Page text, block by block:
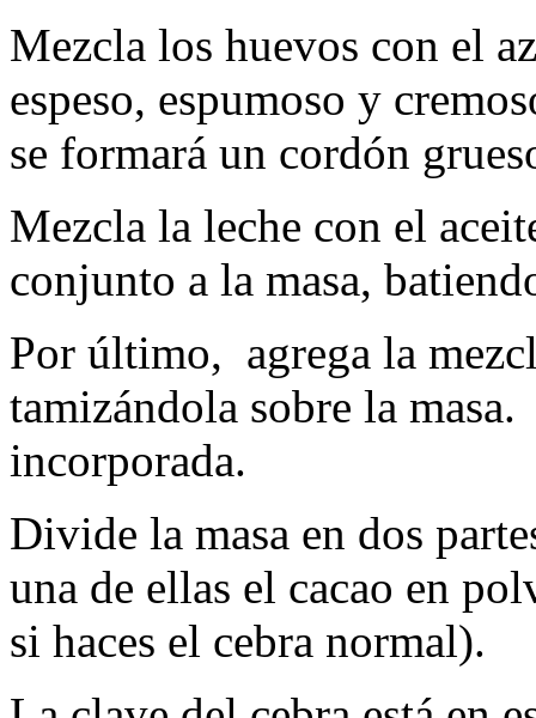
Mezcla los huevos con el
espeso, espumoso y
se formará un cordón
Mezcla la leche con el
conjunto a la masa,
Por último, agrega la
tamizándola sobre la
incorporada.
Divide la masa en dos
una de ellas el cacao en
si haces el cebra normal).